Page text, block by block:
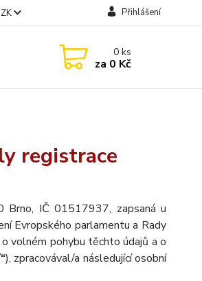
Přihlášení
0ks
za 0 Kč
registrace
IČ 01517937, zapsaná u
Evropského parlamentu a Rady
volném pohybu těchto údajů a o
), zpracovával/a následující osobní